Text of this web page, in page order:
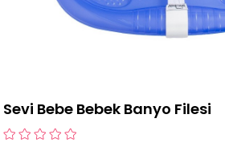
Sevi Bebe Bebek Banyo Filesi